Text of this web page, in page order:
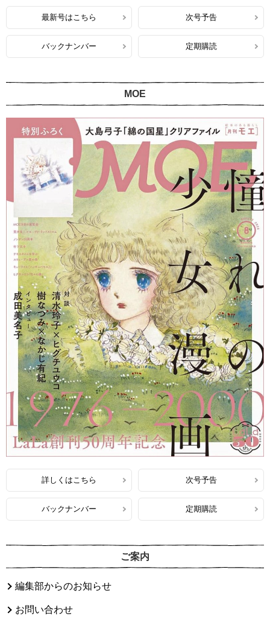
最新号はこちら 次号予告
バックナンバー 定期購読
MOE
詳しくはこちら 次号予告
バックナンバー 定期購読
ご案内
編集部からのお知らせ
お問い合わせ